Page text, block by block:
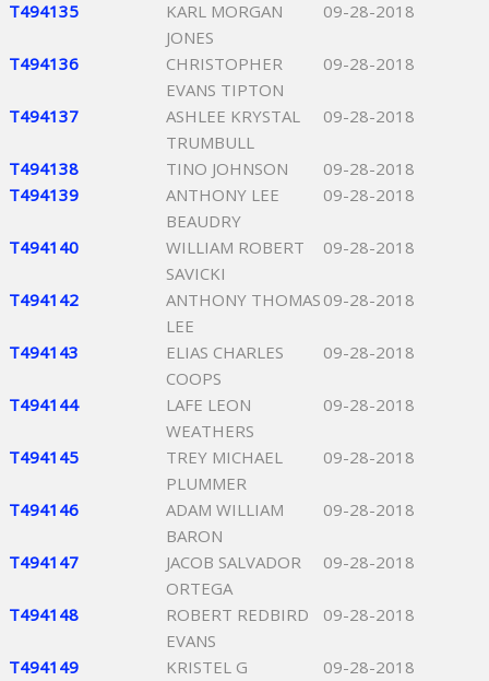
T494135
KARL MORGAN
JONES
09-28-2018
T494136
CHRISTOPHER
EVANS TIPTON
09-28-2018
T494137
ASHLEE KRYSTAL
TRUMBULL
09-28-2018
T494138 TINO JOHNSON
09-28-2018
T494139
ANTHONY LEE
BEAUDRY
09-28-2018
T494140
WILLIAM ROBERT
SAVICKI
09-28-2018
T494142
ANTHONY THOMAS
LEE
09-28-2018
T494143
ELIAS CHARLES
COOPS
09-28-2018
T494144
LAFE LEON
WEATHERS
09-28-2018
T494145
TREY MICHAEL
PLUMMER
09-28-2018
T494146
ADAM WILLIAM
BARON
09-28-2018
T494147
JACOB SALVADOR
ORTEGA
09-28-2018
T494148
ROBERT REDBIRD
EVANS
09-28-2018
T494149
KRISTEL G
09-28-2018